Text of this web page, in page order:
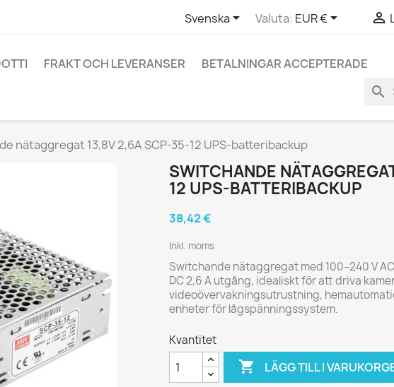
Svenska Valuta: EUR € 
FRAKT OCH LEVERANSER BETALNINGAR ACCEPTERADE
search
nätaggregat 13,8V 2,6A SCP-35-12 UPS-batteribackup
SWITCHANDE
12 UPS-BATTERIBACKUP
38,42 €
Inkl. moms
Switchande nätaggregat med 100–240 V
DC 2,6 A utgång, idealiskt för att driva
videoövervakningsutrustning,
enheter för lågspänningssystem.
Kvantitet
 LÄGG TILL I